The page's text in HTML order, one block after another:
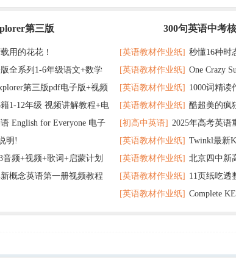
第三版
用的花花！
版全系列1-6年级语文+数学
第三版pdf电子版+视频
1-12年级 视频讲解教程+电
English for Everyone 电子
明!
音频+视频+歌词+启蒙计划
概念英语第一册视频教程
300句英语中考
记 随便拿分
[英语教材作业纸] 秒懂16种时
了
[英语教材作业纸] One Crazy
个暑假读太应景了
[英语教材作业纸] 1000词精读
教材超好用
[英语教材作业纸] 酷超美的疯
在完成时
[初高中英语] 2025年高考英语
[英语教材作业纸] Twinkl最新
[英语教材作业纸] 北京四中新
题 可下载打印
[英语教材作业纸] 11页纸吃透
打印
[英语教材作业纸] Complete